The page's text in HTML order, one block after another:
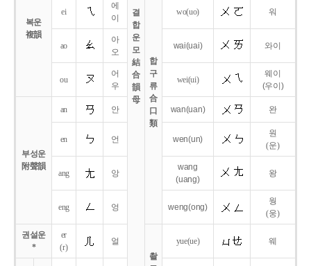
결
합
운
모
結
合
韻
母
복운
複韻
합
구
류
合
口
類
ei
에
이
wo(uo) 워
ao
아
오
wai(uai) 와이
ou
어
우
wei(ui)
웨이
(우이)
부성운
附聲韻
an 안 wan(uan) 완
en 언 wen(un)
원
(운)
ang 앙
wang
(uang)
왕
eng 엉 weng(ong)
웡
(웅)
권설운
*
er
(r)
얼
촬
yue(ue) 웨